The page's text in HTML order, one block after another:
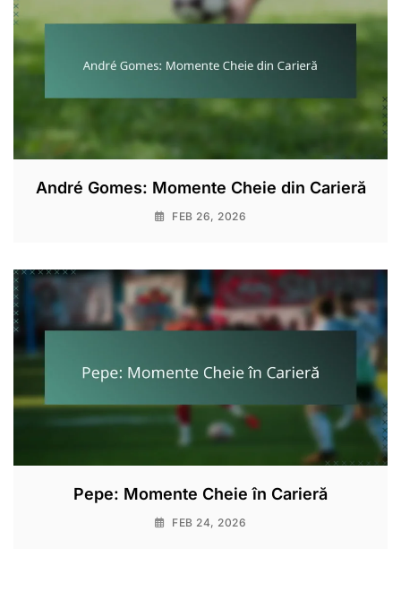
André Gomes: Momente Cheie din Carieră
FEB 26, 2026
Pepe: Momente Cheie în Carieră
FEB 24, 2026